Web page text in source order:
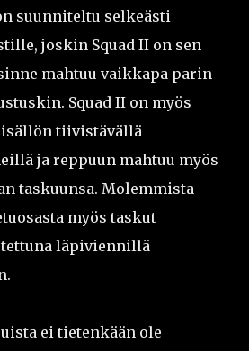
suunniteltu selkeästi
joskin Squad II on sen
mahtuu vaikkapa parin
Squad II on myös
tiivistävällä
ja reppuun mahtuu myös
taskuunsa. Molemmista
myös taskut
läpiviennillä
ei tietenkään ole